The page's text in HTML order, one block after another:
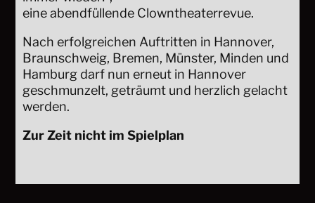
eine abendfüllende Clowntheaterrevue.
Nach erfolgreichen Auftritten in Hannover,
Braunschweig, Bremen, Münster, Minden und
Hamburg darf nun erneut in Hannover
geschmunzelt, geträumt und herzlich gelacht
werden.
Zur Zeit nicht im Spielplan